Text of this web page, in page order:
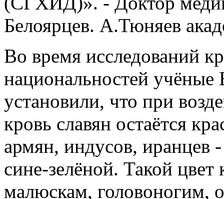
Белоярцев. А.Тюняев
Во время исследований
национальностей
установили, что при
кровь славян остаётся
армян, индусов, иранцев
сине-зелёной. Такой
малюскам, головоногим,